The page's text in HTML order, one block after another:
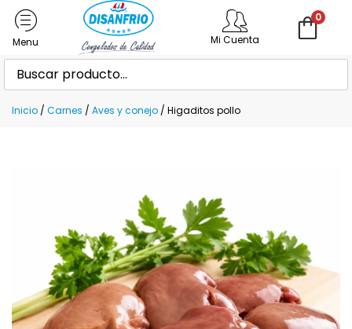
Mi Cuenta
0
Inicio / Carnes / Aves y conejo / Higaditos pollo